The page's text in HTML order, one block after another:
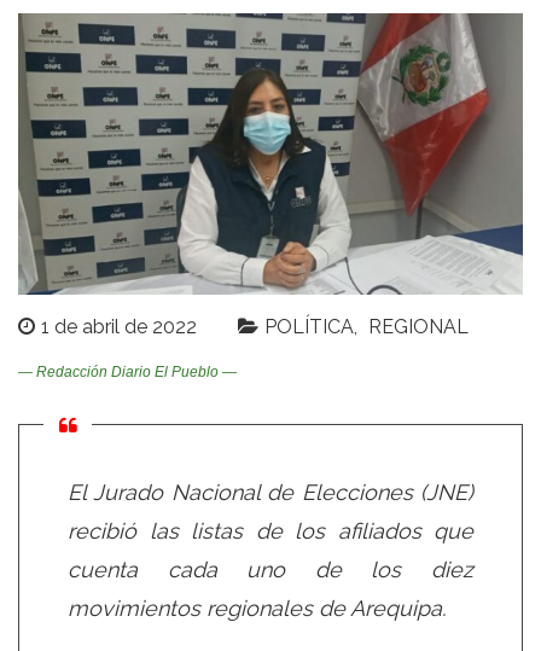
1 de abril de 2022 POLÍTICA REGIONAL
— Redacción Diario El Pueblo —
El Jurado Nacional de Elecciones (JNE)
recibió las listas de los afiliados que
cuenta cada uno de los diez
movimientos regionales de Arequipa.